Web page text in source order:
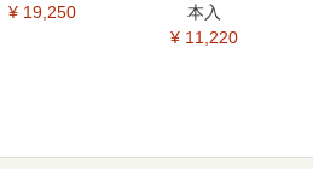
¥ 19,250
本入
¥ 11,220